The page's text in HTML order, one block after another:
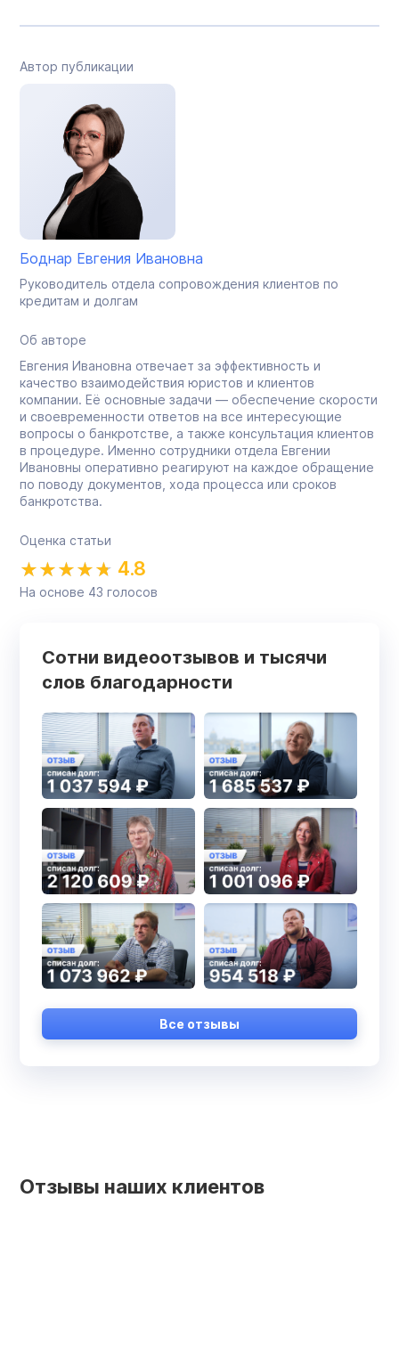
Автор публикации
Боднар Евгения Ивановна
Руководитель отдела сопровождения клиентов по
кредитам и долгам
Об авторе
Евгения Ивановна отвечает за эффективность и
качество взаимодействия юристов и клиентов
компании. Её основные задачи — обеспечение скорости
и своевременности ответов на все интересующие
вопросы о банкротстве, а также консультация клиентов
в процедуре. Именно сотрудники отдела Евгении
Ивановны оперативно реагируют на каждое обращение
по поводу документов, хода процесса или сроков
банкротства.
Оценка статьи
4.8
На основе 43 голосов
Сотни видеоотзывов и тысячи
слов благодарности
Все отзывы
Отзывы наших клиентов